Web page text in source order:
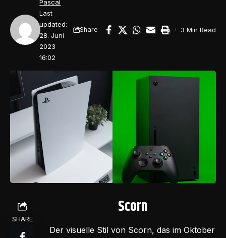
Last
updated:
28. Juni
2023
16:02
Pascal
Share 3 Min Read
SHARE
Scorn
Der visuelle Stil von Scorn, das im Oktober